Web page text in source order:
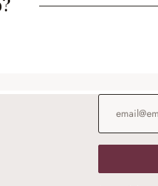
Indirizzo e-mail